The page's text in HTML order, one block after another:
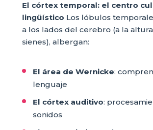
El córtex temporal: el centro
lingüístico Los lóbulos
a los lados del cerebro (a la
sienes), albergan:
El área de Wernicke:
lenguaje
El córtex auditivo:
sonidos